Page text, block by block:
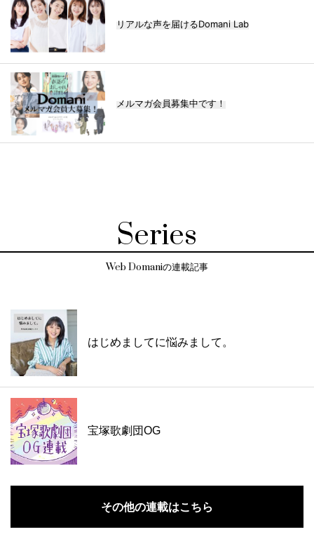
リアルな声を届けるDomani Lab
メルマガ会員募集中です！
Series
Web Domaniの連載記事
はじめましてに悩みまして。
宝塚歌劇団OG
その他の連載はこちら